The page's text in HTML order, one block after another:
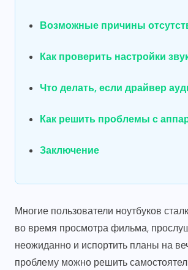
Возможные причины
Как проверить настройки
Что делать, если драйвер
Как решить проблемы с
Заключение
Многие пользователи ноутбуков
во время просмотра фильма,
неожиданно и испортить планы на
проблему можно решить